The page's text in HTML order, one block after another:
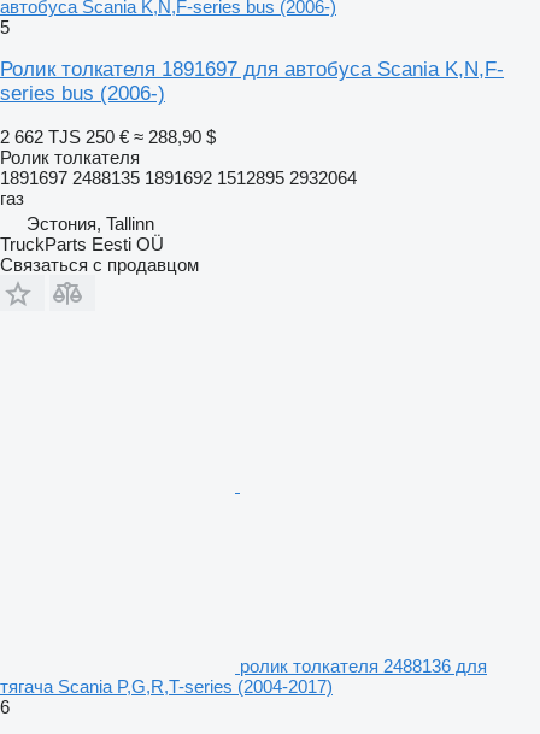
автобуса Scania K,N,F-series bus (2006-)
5
Ролик толкателя 1891697 для автобуса Scania K,N,F-
series bus (2006-)
2 662 TJS 250 € ≈ 288,90 $
Ролик толкателя
1891697 2488135 1891692 1512895 2932064
газ
Эстония, Tallinn
TruckParts Eesti OÜ
Связаться с продавцом
ролик толкателя 2488136 для
тягача Scania P,G,R,T-series (2004-2017)
6